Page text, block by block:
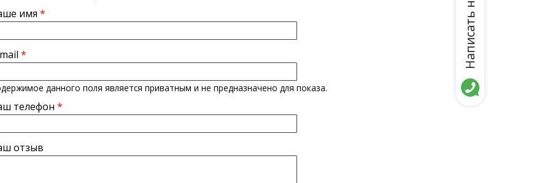
имя *
*
данного поля является приватным и не предназначено для показа.
телефон *
отзыв
Написать нам